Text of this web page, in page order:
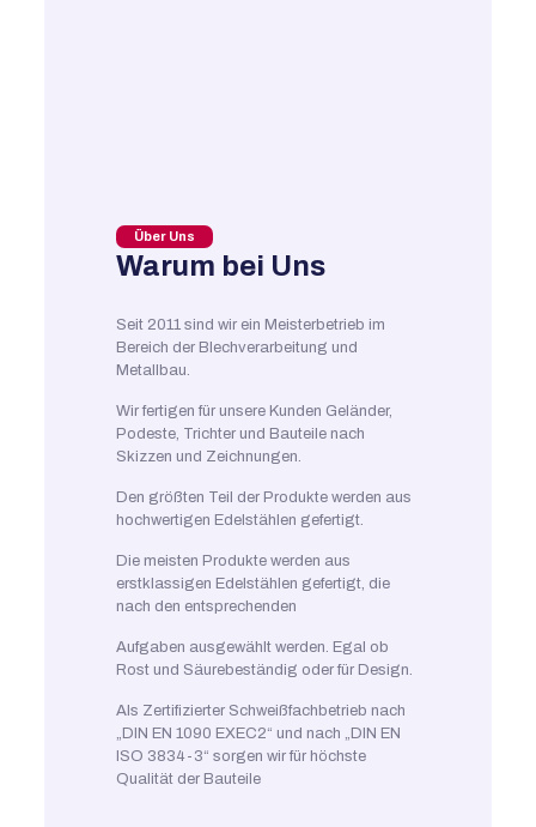
Über Uns
Warum bei Uns
Seit 2011 sind wir ein Meisterbetrieb im
Bereich der Blechverarbeitung und
Metallbau.
Wir fertigen für unsere Kunden Geländer,
Podeste, Trichter und Bauteile nach
Skizzen und Zeichnungen.
Den größten Teil der Produkte werden aus
hochwertigen Edelstählen gefertigt.
Die meisten Produkte werden aus
erstklassigen Edelstählen gefertigt, die
nach den entsprechenden
Aufgaben ausgewählt werden. Egal ob
Rost und Säurebeständig oder für Design.
Als Zertifizierter Schweißfachbetrieb nach
„DIN EN 1090 EXEC2“ und nach „DIN EN
ISO 3834-3“ sorgen wir für höchste
Qualität der Bauteile